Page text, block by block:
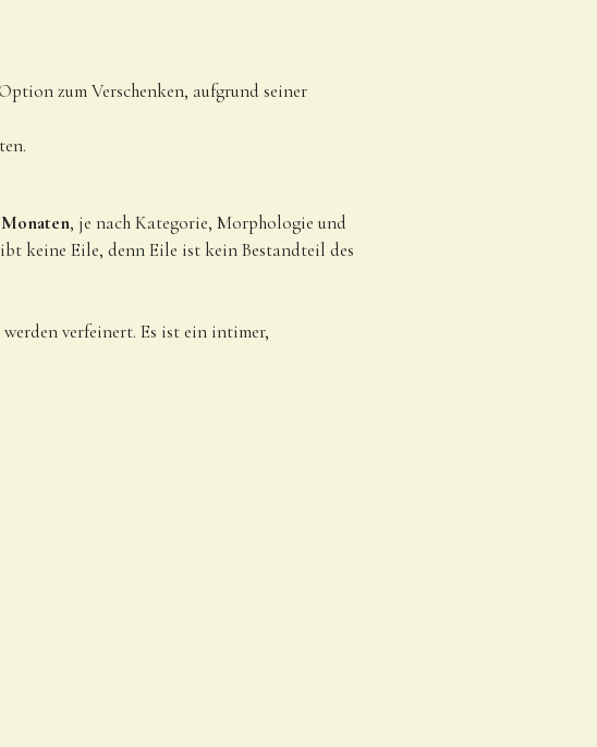
zum Verschenken, aufgrund seiner
, je nach Kategorie, Morphologie und
keine Eile, denn Eile ist kein Bestandteil des
verfeinert. Es ist ein intimer,